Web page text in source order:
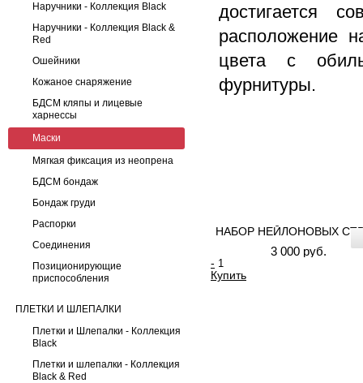
Наручники - Коллекция Black
Наручники - Коллекция Black &
Red
Ошейники
Кожаное снаряжение
БДСМ кляпы и лицевые
харнессы
Маски
Мягкая фиксация из неопрена
БДСМ бондаж
Бондаж груди
Распорки
Соединения
Позиционирующие
приспособления
ПЛЕТКИ И ШЛЕПАЛКИ
Плетки и Шлепалки - Коллекция
Black
Плетки и шлепалки - Коллекция
Black & Red
достигается
расположение
цвета с
фурнитуры.
НАБОР НЕЙЛОНОВЫХ
3 000 руб.
-
Купить